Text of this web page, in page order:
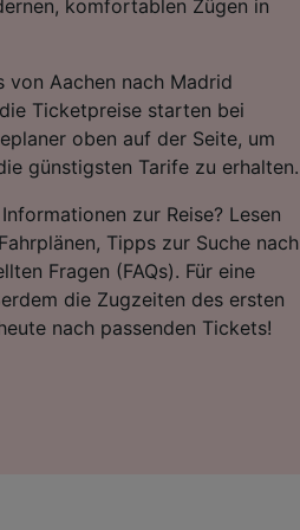
komfortablen Zügen in
von Aachen nach Madrid
Ticketpreise starten bei
oben auf der Seite, um
günstigsten Tarife zu erhalten.
zur Reise? Lesen
Tipps zur Suche nach
Fragen (FAQs). Für eine
die Zugzeiten des ersten
nach passenden Tickets!